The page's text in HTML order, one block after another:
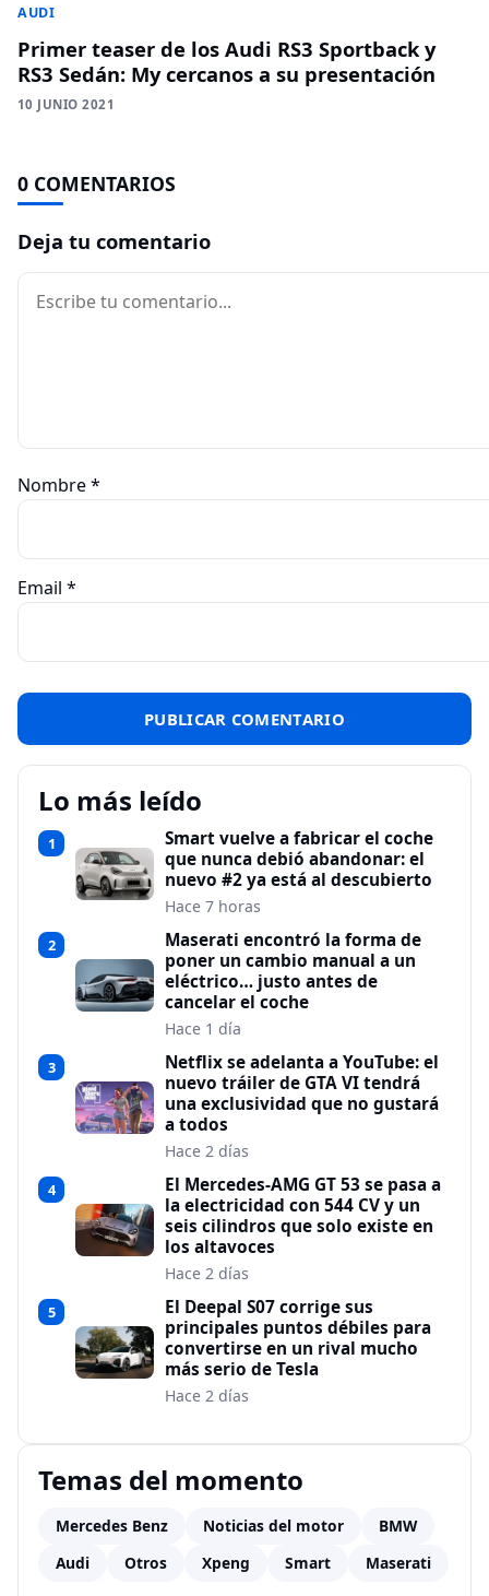
AUDI
Primer teaser de los Audi RS3 Sportback y
RS3 Sedán: My cercanos a su presentación
10 JUNIO 2021
0 COMENTARIOS
Deja tu comentario
Comentario
Nombre*
Email *
Lo más leído
1
Smart vuelve a fabricar el coche
que nunca debió abandonar: el
nuevo #2 ya está al descubierto
Hace 7 horas
2
Maserati encontró la forma de
poner un cambio manual a un
eléctrico… justo antes de
cancelar el coche
Hace 1 día
3
Netflix se adelanta a YouTube: el
nuevo tráiler de GTA VI tendrá
una exclusividad que no gustará
a todos
Hace 2 días
4
El Mercedes-AMG GT 53 se pasa a
la electricidad con 544 CV y un
seis cilindros que solo existe en
los altavoces
Hace 2 días
5
El Deepal S07 corrige sus
principales puntos débiles para
convertirse en un rival mucho
más serio de Tesla
Hace 2 días
Temas del momento
Mercedes Benz Noticias del motor
BMW
Audi
Otros Xpeng Smart Maserati